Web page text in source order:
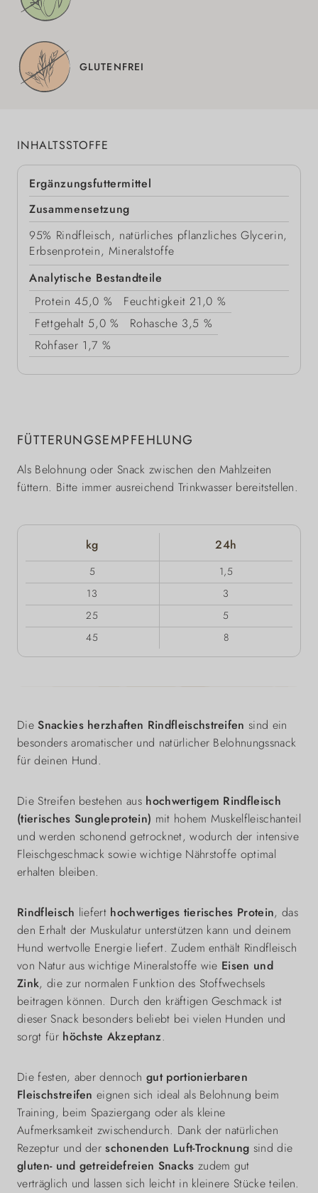
GLUTENFREI
INHALTSSTOFFE
Ergänzungsfuttermittel
Zusammensetzung
95% Rindfleisch, natürliches pflanzliches Glycerin,
Erbsenprotein, Mineralstoffe
Analytische Bestandteile
Protein 45,0 % Feuchtigkeit 21,0 %
Fettgehalt 5,0 % Rohasche 3,5 %
Rohfaser 1,7 %
FÜTTERUNGSEMPFEHLUNG
Als Belohnung oder Snack zwischen den Mahlzeiten
füttern. Bitte immer ausreichend Trinkwasser bereitstellen.
kg 24h
5
1,5
13
3
25
5
45
8
DieSnackies herzhaften Rindfleischstreifen sind ein
besonders aromatischer und natürlicher Belohnungssnack
für deinen Hund.
Die Streifen bestehen aus hochwertigem Rindfleisch
(tierisches Sungleprotein) mit hohem Muskelfleischanteil
und werden schonend getrocknet, wodurch der intensive
Fleischgeschmack sowie wichtige Nährstoffe optimal
erhalten bleiben.
Rindfleisch liefert hochwertiges tierisches Protein, das
den Erhalt der Muskulatur unterstützen kann und deinem
Hund wertvolle Energie liefert. Zudem enthält Rindfleisch
von Natur aus wichtige Mineralstoffe wie Eisen und
Zink, die zur normalen Funktion des Stoffwechsels
beitragen können. Durch den kräftigen Geschmack ist
dieser Snack besonders beliebt bei vielen Hunden und
sorgt für höchste Akzeptanz.
Die festen, aber dennoch gut portionierbaren
Fleischstreifen eignen sich ideal als Belohnung beim
Training, beim Spaziergang oder als kleine
Aufmerksamkeit zwischendurch. Dank der natürlichen
Rezeptur und derschonenden Luft-Trocknung sind die
gluten- und getreidefreien Snacks zudem gut
verträglich und lassen sich leicht in kleinere Stücke teilen.